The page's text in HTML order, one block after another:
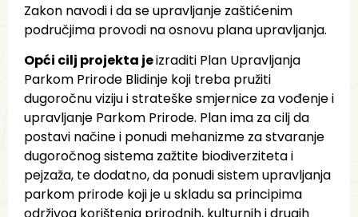
Zakon navodi i da se upravljanje zaštićenim
područjima provodi na osnovu plana upravljanja.
Opći cilj projekta jeizraditi Plan Upravljanja
Parkom Prirode Blidinje koji treba pružiti
dugoročnu viziju i strateške smjernice za vođenje i
upravljanje Parkom Prirode. Plan ima za cilj da
postavi načine i ponudi mehanizme za stvaranje
dugoročnog sistema zažtite biodiverziteta i
pejzaža, te dodatno, da ponudi sistem upravljanja
parkom prirode koji je u skladu sa principima